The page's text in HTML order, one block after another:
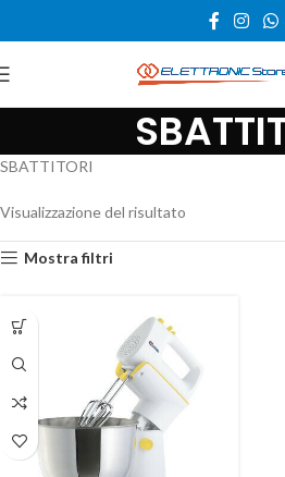
SBATTITORI
Visualizzazione del risultato
Mostra filtri